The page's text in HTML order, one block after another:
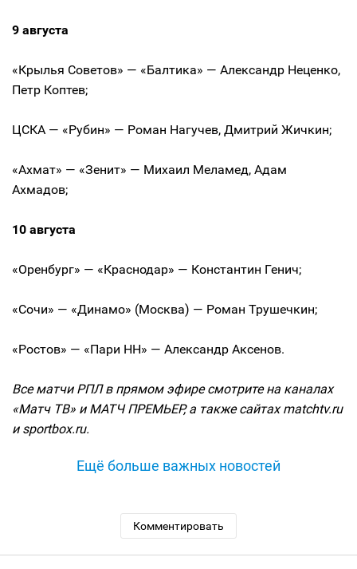
9 августа
«Крылья Советов» — «Балтика» — Александр Неценко,
Петр Коптев;
ЦСКА — «Рубин» — Роман Нагучев, Дмитрий Жичкин;
«Ахмат» — «Зенит» — Михаил Меламед, Адам
Ахмадов;
10 августа
«Оренбург» — «Краснодар» — Константин Генич;
«Сочи» — «Динамо» (Москва) — Роман Трушечкин;
«Ростов» — «Пари НН» — Александр Аксенов.
Все матчи РПЛ в прямом эфире смотрите на каналах
«Матч ТВ» и МАТЧ ПРЕМЬЕР, а также сайтах matchtv.ru
и sportbox.ru.
Ещё больше важных новостей
Комментировать